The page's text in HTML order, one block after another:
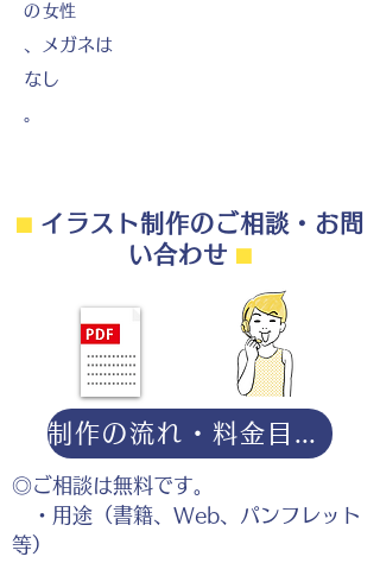
の 女性
、メガネは
なし
。
⬛︎イラスト制作のご相談・お問
い合わせ ⬛︎
◎ご相談は無料です。
・用途（書籍、Web、パンフレット
等）